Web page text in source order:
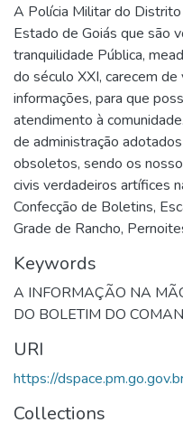
A Polícia Militar do
Estado de Goiás que são
tranquilidade Pública,
do século XXI, carecem
informações, para que
atendimento à
de administração
obsoletos, sendo os
civis verdadeiros artífices
Confecção de Boletins,
Grade de Rancho,
Keywords
A INFORMAÇÃO NA
DO BOLETIM DO
URI
https://
Collections